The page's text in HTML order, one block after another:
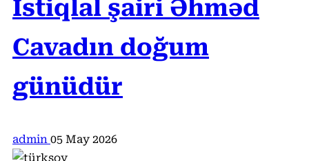
İstiqlal şairi Əhməd
Cavadın doğum
günüdür
admin 05 May 2026